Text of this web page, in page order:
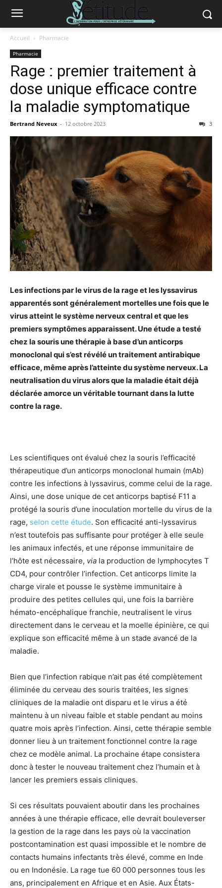
Accueil Pharmacie
Pharmacie
Rage : premier traitement à
dose unique efficace contre
la maladie symptomatique
Bertrand Neveux - 12 octobre 2023 3
Les infections par le virus de la rage et les lyssavirus
apparentés sont généralement mortelles une fois que le
virus atteint le système nerveux central et que les
premiers symptômes apparaissent. Une étude a testé
chez la souris une thérapie à base d’un anticorps
monoclonal qui s’est révélé un traitement antirabique
efficace, même après l’atteinte du système nerveux. La
neutralisation du virus alors que la maladie était déjà
déclarée amorce un véritable tournant dans la lutte
contre la rage.
Les scientifiques ont évalué chez la souris l’efficacité
thérapeutique d’un anticorps monoclonal humain (mAb)
contre les infections à lyssavirus, comme celui de la rage.
Ainsi, une dose unique de cet anticorps baptisé F11 a
protégé la souris d’une inoculation mortelle du virus de la
rage, selon cette étude. Son efficacité anti-lyssavirus
n’est toutefois pas suffisante pour protéger à elle seule
les animaux infectés, et une réponse immunitaire de
l’hôte est nécessaire, via la production de lymphocytes T
CD4, pour contrôler l’infection. Cet anticorps limite la
charge virale et pousse le système immunitaire à
produire des petites cellules qui, une fois la barrière
hémato-encéphalique franchie, neutralisent le virus
directement dans le cerveau et la moelle épinière, ce qui
explique son efficacité même à un stade avancé de la
maladie.
Bien que l’infection rabique n’ait pas été complètement
éliminée du cerveau des souris traitées, les signes
cliniques de la maladie ont disparu et le virus a été
maintenu à un niveau faible et stable pendant au moins
quatre mois après l’infection. Ainsi, cette thérapie semble
donner lieu à un traitement fonctionnel contre la rage
chez ce modèle animal. La prochaine étape consistera
donc à tester le nouveau traitement chez l’humain et à
lancer les premiers essais cliniques.
Si ces résultats pouvaient aboutir dans les prochaines
années à une thérapie efficace, elle devrait bouleverser
la gestion de la rage dans les pays où la vaccination
postcontamination est quasi impossible et le nombre de
contacts humains infectants très élevé, comme en Inde
ou en Indonésie. La rage tue 60 000 personnes tous les
ans, principalement en Afrique et en Asie. Aux États-